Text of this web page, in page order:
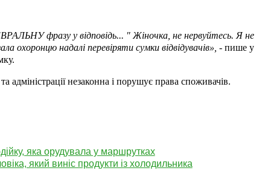
фразу у відповідь... " Жіночка, не нервуйтесь. Я не
охоронцю надалі перевіряти сумки відвідувачів», - пише у
адміністрації незаконна і порушує права споживачів.
яка орудувала у маршрутках
який виніс продукти із холодильника